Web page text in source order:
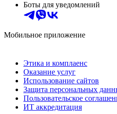
Боты для уведомлений
Мобильное приложение
Этика и комплаенс
Оказание услуг
Использование сайтов
Защита персональных
Пользовательское
ИТ аккредитация